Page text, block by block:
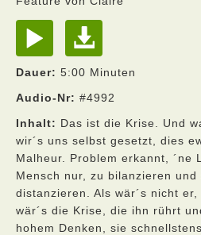
Dauer: 5:00 Minuten
Audio-Nr: #4992
Inhalt: Das ist die Krise. Und
wir´s uns selbst gesetzt, dies
Malheur. Problem erkannt, ´ne
Mensch nur, zu bilanzieren
distanzieren. Als wär´s nicht
wär´s die Krise, die ihn rührt
hohem Denken, sie